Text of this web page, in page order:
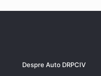
Despre Auto DRPCIV